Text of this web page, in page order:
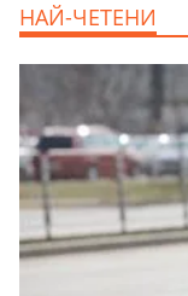
НАЙ-ЧЕТЕНИ